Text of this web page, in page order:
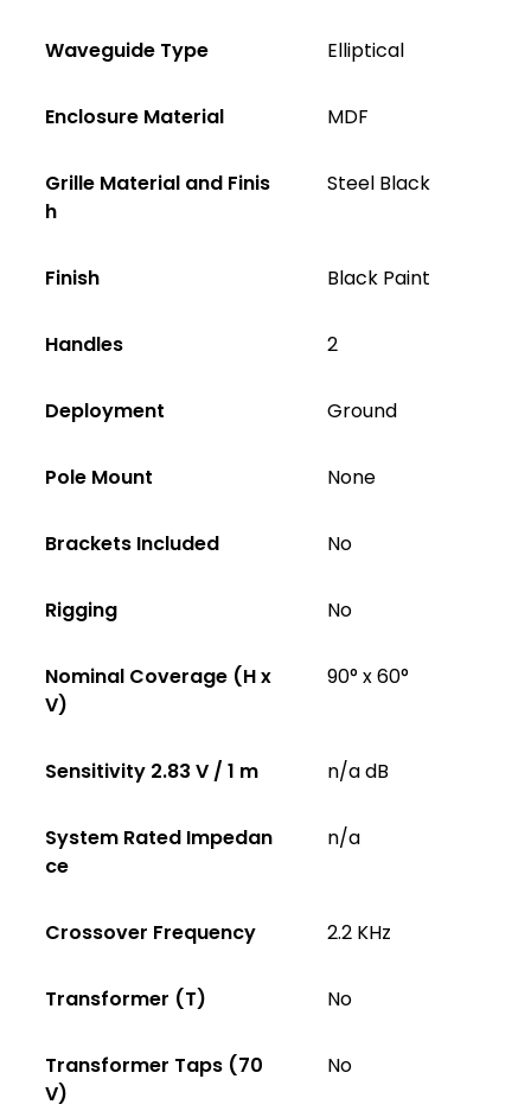
Waveguide Type Elliptical
Enclosure Material MDF
Grille Material and Finis
h
Steel Black
Finish Black Paint
Handles 2
Deployment Ground
Pole Mount None
Brackets Included No
Rigging No
Nominal Coverage (H x
V)
90° x 60°
Sensitivity 2.83 V / 1 m n/a dB
System Rated Impedan
ce
n/a
Crossover Frequency 2.2 KHz
Transformer (T) No
Transformer Taps (70
V)
No